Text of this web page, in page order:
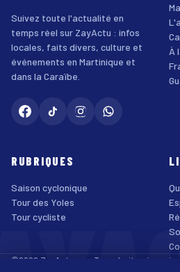
Suivez toute l'actualité en
temps réel sur ZayActu : infos
locales, faits divers, culture et
événements en Martinique et
dans la Caraïbe.
À
RUBRIQUES
Saison cyclonique
Tour des Yoles
Tour cycliste
©2026 ZayActu.org. Tous droits réservés.